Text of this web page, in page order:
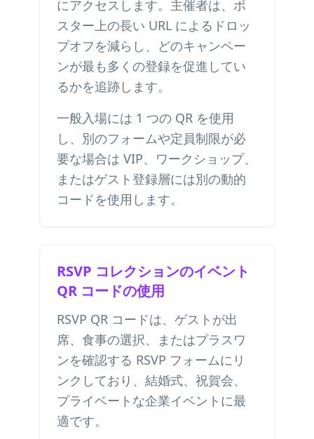
にアクセスします。主催者は、ポ
スター上の長い URL によるドロッ
プオフを減らし、どのキャンペー
ンが最も多くの登録を促進してい
るかを追跡します。
一般入場には 1 つの QR を使用
し、別のフォームや定員制限が必
要な場合は VIP、ワークショップ、
またはゲスト登録層には別の動的
コードを使用します。
RSVP コレクションのイベント
QR コードの使用
RSVP QR コードは、ゲストが出
席、食事の選択、またはプラスワ
ンを確認する RSVP フォームにリ
ンクしており、結婚式、祝賀会、
プライベートな企業イベントに最
適です。